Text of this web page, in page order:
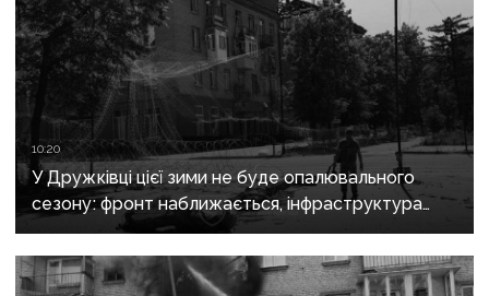
10:20
У Дружківці цієї зими не буде опалювального
сезону: фронт наближається, інфраструктура
критично зруйнована